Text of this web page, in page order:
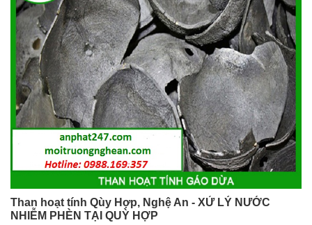
Than hoạt tính Qùy Hợp, Nghệ An - XỬ LÝ NƯỚC
NHIỄM PHÈN TẠI QUỲ HỢP